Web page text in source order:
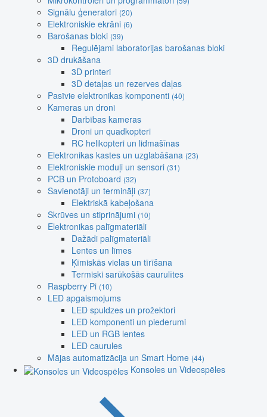
Signālu ģeneratori (20)
Elektroniskie ekrāni (6)
Barošanas bloki (39)
Regulējami laboratorijas barošanas bloki
3D drukāšana
3D printeri
3D detaļas un rezerves daļas
Pasīvie elektronikas komponenti (40)
Kameras un droni
Darbības kameras
Droni un quadkopteri
RC helikopteri un lidmašīnas
Elektronikas kastes un uzglabāšana (23)
Elektroniskie moduļi un sensori (31)
PCB un Protoboard (32)
Savienotāji un termināļi (37)
Elektriskā kabeļošana
Skrūves un stiprinājumi (10)
Elektronikas palīgmateriāli
Dažādi palīgmateriāli
Lentes un līmes
Ķīmiskās vielas un tīrīšana
Termiski sarūkošās caurulītes
Raspberry Pi (10)
LED apgaismojums
LED spuldzes un prožektori
LED komponenti un piederumi
LED un RGB lentes
LED caurules
Mājas automatizācija un Smart Home (44)
Konsoles un Videospēles